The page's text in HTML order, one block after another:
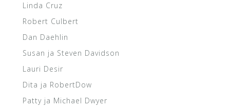
Linda Cruz
Robert Culbert
Dan Daehlin
Susan ja Steven Davidson
Lauri Desir
Dita ja RobertDow
Patty ja Michael Dwyer